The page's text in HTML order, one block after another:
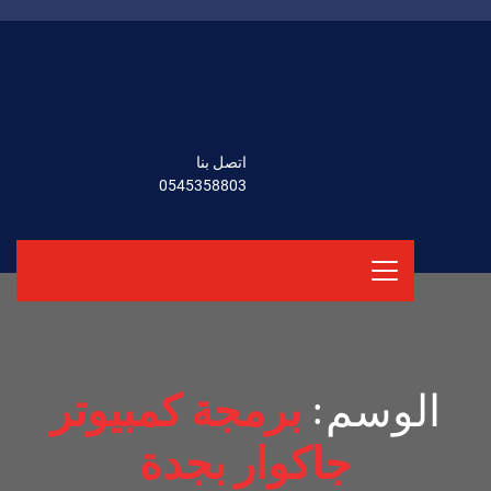
اتصل بنا
0545358803
الوسم: برمجة كمبيوتر
جاكوار بجدة